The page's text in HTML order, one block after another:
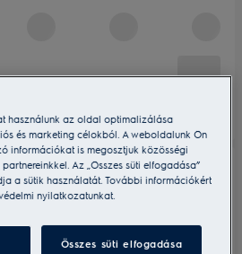
használunk az oldal optimalizálása
és marketing célokból. A weboldalunk Ön
információkat is megosztjuk közösségi
Az „Összes süti elfogadása”
a sütik használatát. További információkért
nyilatkozatunkat.
Összes süti elfogadása